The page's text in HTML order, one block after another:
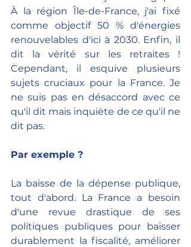
À la région Île-de-France, j'ai fixé
comme objectif 50 % d'énergies
renouvelables d'ici à 2030. Enfin, il
dit la vérité sur les retraites !
Cependant, il esquive plusieurs
sujets cruciaux pour la France. Je
ne suis pas en désaccord avec ce
qu'il dit mais inquiète de ce qu'il ne
dit pas.
Par exemple ?
La baisse de la dépense publique,
tout d'abord. La France a besoin
d'une revue drastique de ses
politiques publiques pour baisser
durablement la fiscalité, améliorer